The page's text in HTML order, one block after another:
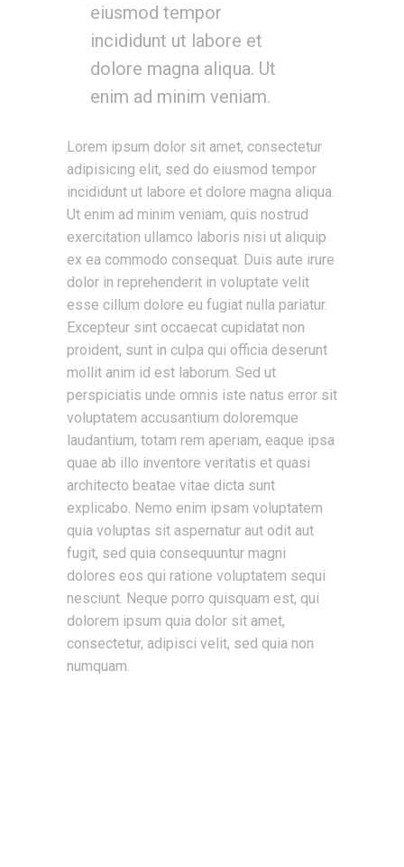
eiusmod tempor
incididunt ut labore et
dolore magna aliqua. Ut
enim ad minim veniam.
Lorem ipsum dolor sit amet, consectetur
adipisicing elit, sed do eiusmod tempor
incididunt ut labore et dolore magna aliqua.
Ut enim ad minim veniam, quis nostrud
exercitation ullamco laboris nisi ut aliquip
ex ea commodo consequat. Duis aute irure
dolor in reprehenderit in voluptate velit
esse cillum dolore eu fugiat nulla pariatur.
Excepteur sint occaecat cupidatat non
proident, sunt in culpa qui officia deserunt
mollit anim id est laborum. Sed ut
perspiciatis unde omnis iste natus error sit
voluptatem accusantium doloremque
laudantium, totam rem aperiam, eaque ipsa
quae ab illo inventore veritatis et quasi
architecto beatae vitae dicta sunt
explicabo. Nemo enim ipsam voluptatem
quia voluptas sit aspernatur aut odit aut
fugit, sed quia consequuntur magni
dolores eos qui ratione voluptatem sequi
nesciunt. Neque porro quisquam est, qui
dolorem ipsum quia dolor sit amet,
consectetur, adipisci velit, sed quia non
numquam.